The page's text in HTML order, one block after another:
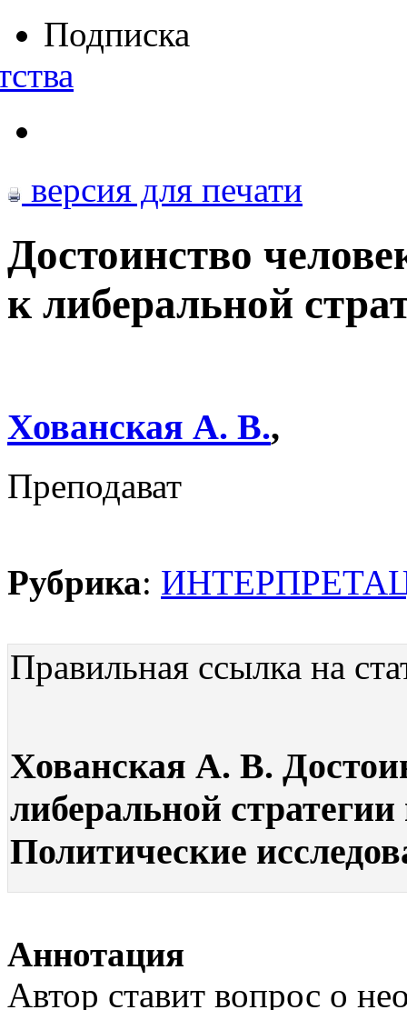
Подписка
версия для печати
Достоинство
к либеральной
Хованская А. В.,
Преподават
Рубрика:
Правильная ссылка на
Хованская А. В.
либеральной
Политические
Аннотация
Автор ставит вопрос о